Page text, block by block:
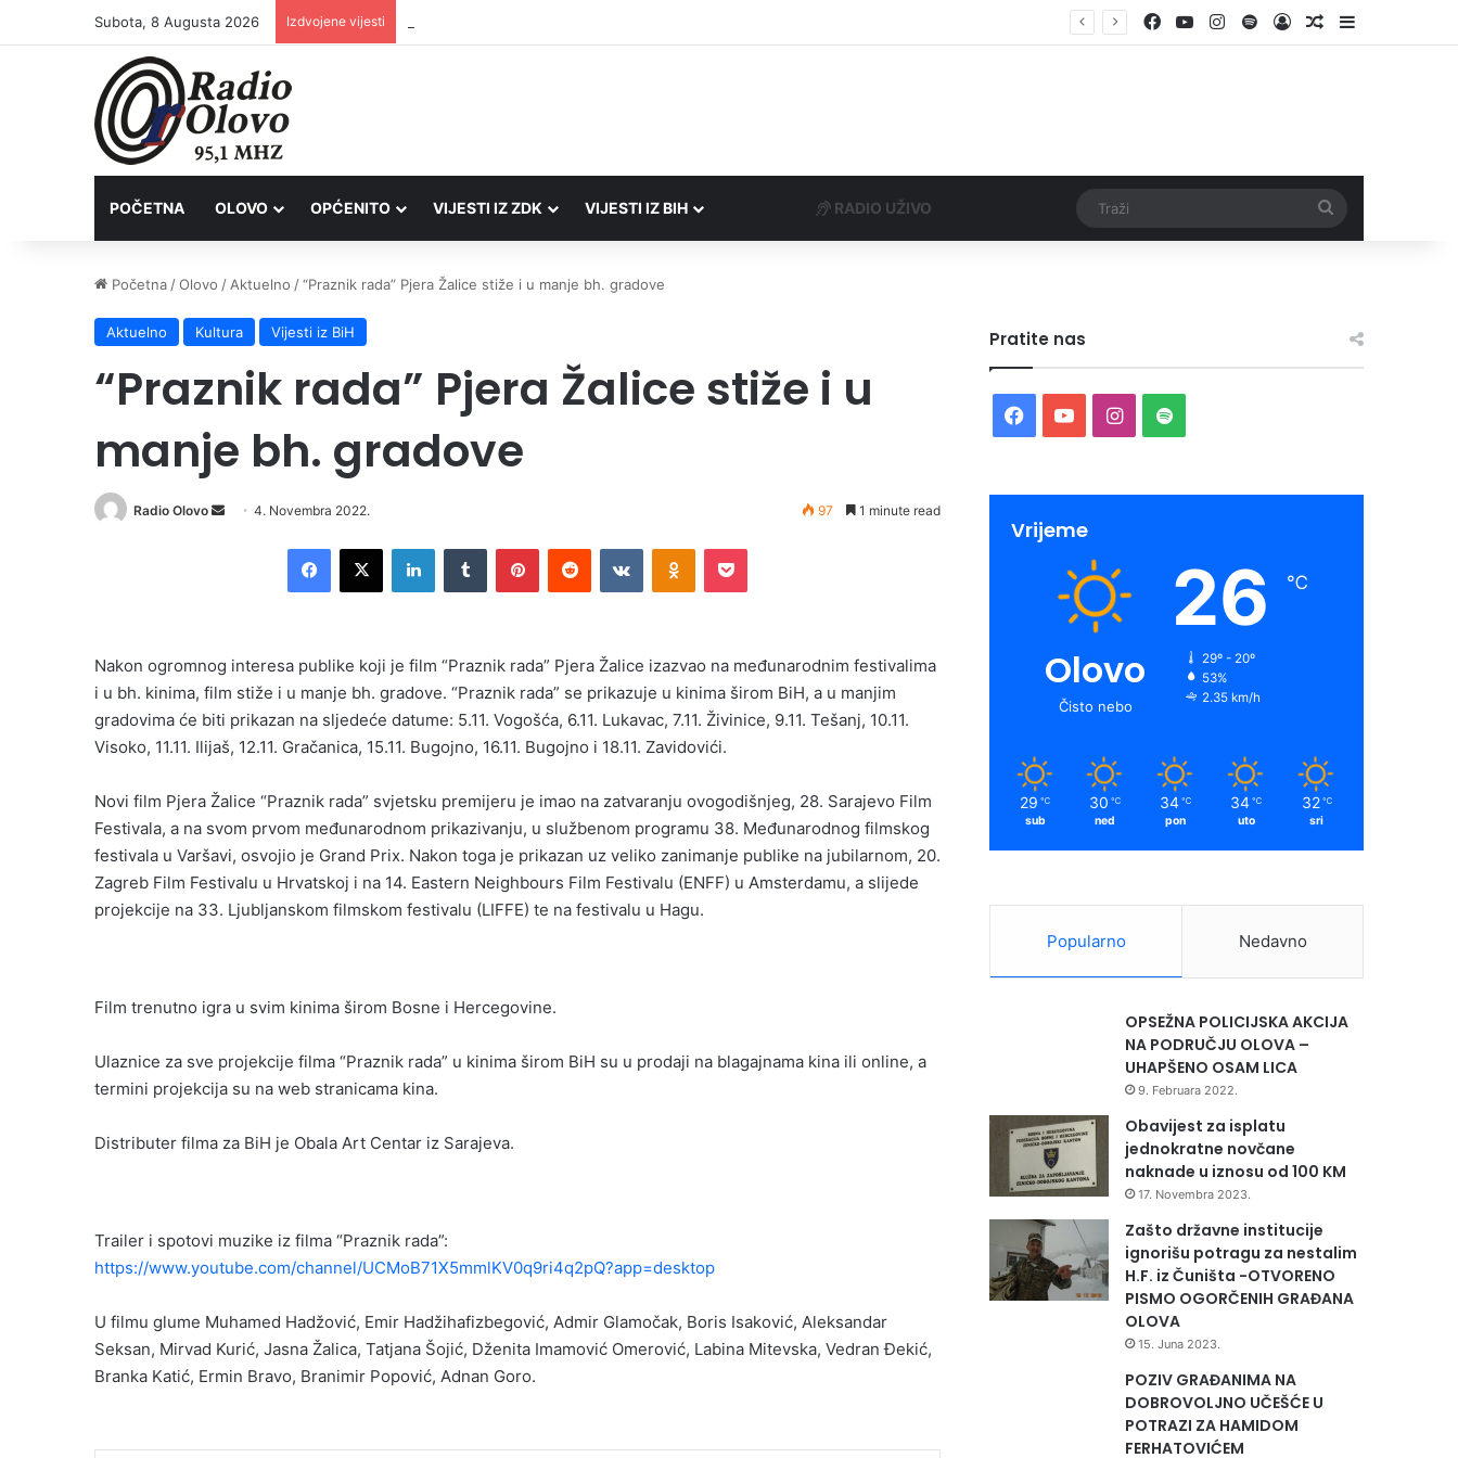
Subota, 8 Augusta 2026 Izdvojene vijesti Facebook
YouTubeInstagram
SpotifyLog InRandom Article
Sidebar
POČETNA OLOVO OPĆENITO VIJESTI IZ ZDK VIJESTI IZ BIH RADIO UŽIVO
Početna /Olovo / Aktuelno /“Praznik rada” Pjera Žalice stiže i u manje bh. gradove
Aktuelno Kultura Vijesti iz BiH
“Praznik rada” Pjera Žalice stiže i u
manje bh. gradove
Radio Olovo
Send4. Novembra 2022. 97 1 minute read
Facebook
X LinkedInTumblr PinterestReddit VKontakteOdnoklassniki
Pocket
Nakon ogromnog interesa publike koji je film “Praznik rada” Pjera Žalice izazvao na međunarodnim festivalima
i u bh. kinima, film stiže i u manje bh. gradove. “Praznik rada” se prikazuje u kinima širom BiH, a u manjim
gradovima će biti prikazan na sljedeće datume: 5.11. Vogošća, 6.11. Lukavac, 7.11. Živinice, 9.11. Tešanj, 10.11.
Visoko, 11.11. Ilijaš, 12.11. Gračanica, 15.11. Bugojno, 16.11. Bugojno i 18.11. Zavidovići.
Novi film Pjera Žalice “Praznik rada” svjetsku premijeru je imao na zatvaranju ovogodišnjeg, 28. Sarajevo Film
Festivala, a na svom prvom međunarodnom prikazivanju, u službenom programu 38. Međunarodnog filmskog
festivala u Varšavi, osvojio je Grand Prix. Nakon toga je prikazan uz veliko zanimanje publike na jubilarnom, 20.
Zagreb Film Festivalu u Hrvatskoj i na 14. Eastern Neighbours Film Festivalu (ENFF) u Amsterdamu, a slijede
projekcije na 33. Ljubljanskom filmskom festivalu (LIFFE) te na festivalu u Hagu.
Film trenutno igra u svim kinima širom Bosne i Hercegovine.
Ulaznice za sve projekcije filma “Praznik rada” u kinima širom BiH su u prodaji na blagajnama kina ili online, a
termini projekcija su na web stranicama kina.
Distributer filma za BiH je Obala Art Centar iz Sarajeva.
Trailer i spotovi muzike iz filma “Praznik rada”:
https://www.youtube.com/channel/UCMoB71X5mmlKV0q9ri4q2pQ?app=desktop
U filmu glume Muhamed Hadžović, Emir Hadžihafizbegović, Admir Glamočak, Boris Isaković, Aleksandar
Seksan, Mirvad Kurić, Jasna Žalica, Tatjana Šojić, Dženita Imamović Omerović, Labina Mitevska, Vedran Đekić,
Branka Katić, Ermin Bravo, Branimir Popović, Adnan Goro.
Pratite nas
Facebook
YouTubeInstagram
Spotify
Vrijeme
Olovo
Čisto nebo
26 ℃
29º - 20º
53%
2.35 km/h
29 ℃
sub
30 ℃
ned
34 ℃
pon
34 ℃
uto
32 ℃
sri
Popularno Nedavno
OPSEŽNA POLICIJSKA AKCIJA
NA PODRUČJU OLOVA –
UHAPŠENO OSAM LICA
9. Februara 2022.
Obavijest za isplatu
jednokratne novčane
naknade u iznosu od 100 KM
17. Novembra 2023.
Zašto državne institucije
ignorišu potragu za nestalim
H.F. iz Čuništa -OTVORENO
PISMO OGORČENIH GRAĐANA
OLOVA
15. Juna 2023.
POZIV GRAĐANIMA NA
DOBROVOLJNO UČEŠĆE U
POTRAZI ZA HAMIDOM
FERHATOVIĆEM